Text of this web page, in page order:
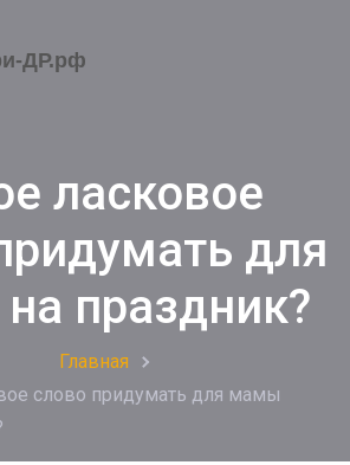
ласковое
для
праздник?
Главная
слово придумать для мамы